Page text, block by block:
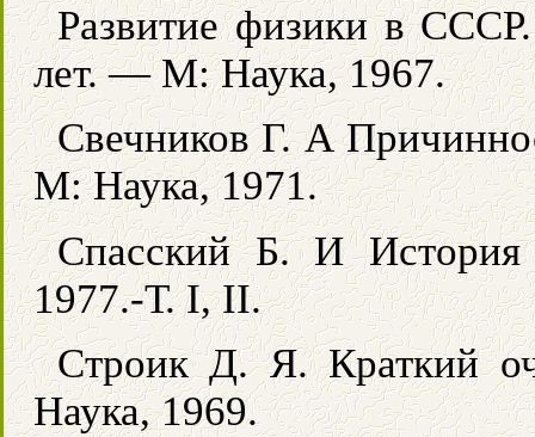
Развитие физики в
лет. — М: Наука, 1967.
Свечников Г. А
М: Наука, 1971.
Спасский Б. И
1977.-Т. I, II.
Строик Д. Я. Краткий
Наука, 1969.